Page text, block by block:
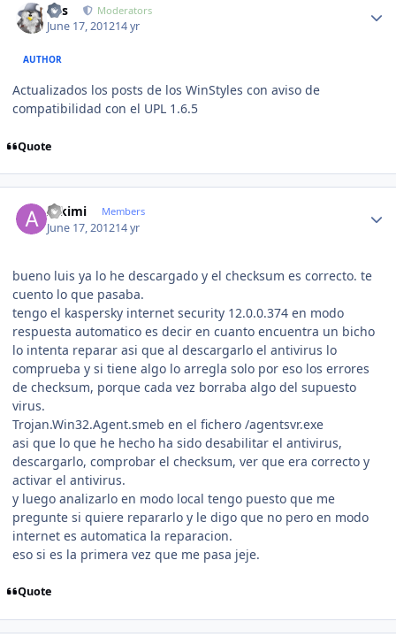
luis Moderators
June 17, 201214 yr
AUTHOR
Actualizados los posts de los WinStyles con aviso de
compatibilidad con el UPL 1.6.5
Quote
Alkimi Members
June 17, 201214 yr
bueno luis ya lo he descargado y el checksum es correcto. te
cuento lo que pasaba.
tengo el kaspersky internet security 12.0.0.374 en modo
respuesta automatico es decir en cuanto encuentra un bicho
lo intenta reparar asi que al descargarlo el antivirus lo
comprueba y si tiene algo lo arregla solo por eso los errores
de checksum, porque cada vez borraba algo del supuesto
virus.
Trojan.Win32.Agent.smeb en el fichero /agentsvr.exe
asi que lo que he hecho ha sido desabilitar el antivirus,
descargarlo, comprobar el checksum, ver que era correcto y
activar el antivirus.
y luego analizarlo en modo local tengo puesto que me
pregunte si quiere repararlo y le digo que no pero en modo
internet es automatica la reparacion.
eso si es la primera vez que me pasa jeje.
Quote